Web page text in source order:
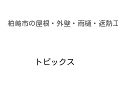
柏崎市の屋根・外壁
トピックス